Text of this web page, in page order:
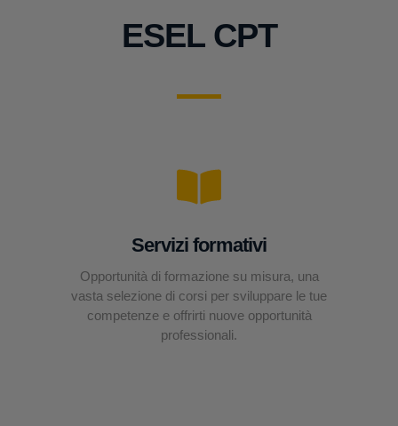
ESEL CPT
Servizi formativi
Opportunità di formazione su misura, una
vasta selezione di corsi per sviluppare le tue
competenze e offrirti nuove opportunità
professionali.